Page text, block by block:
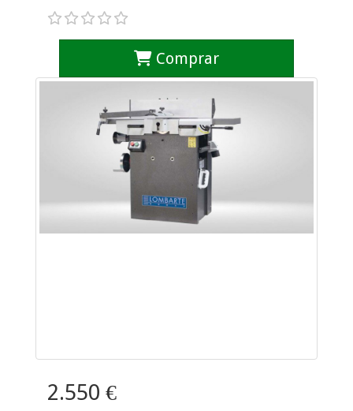
Comprar
2.550 €